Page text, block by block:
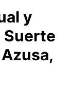
y
Suerte